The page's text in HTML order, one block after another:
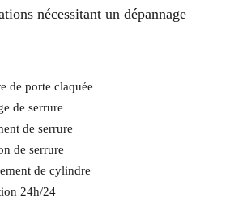
nécessitant un dépannage
de porte claquée
de serrure
de serrure
de serrure
de cylindre
24h/24